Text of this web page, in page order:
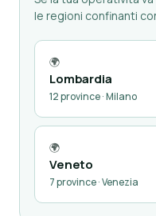
le regioni confinanti
🌍
Lombardia
12 province · Milano
🌍
Veneto
7 province · Venezia